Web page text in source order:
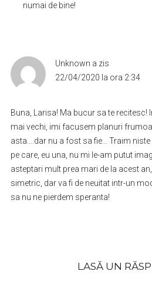
numai de bine!
Unknown a zis
22/04/2020 la ora 2:34
Buna, Larisa! Ma bucur sa te recitesc!
mai vechi, imi facusem planuri
asta….dar nu a fost sa fie… Traim
pe care, eu una, nu mi le-am putut
asteptari mult prea mari de la acest
simetric, dar va fi de neuitat intr-un
sa nu ne pierdem speranta!
LASĂ UN